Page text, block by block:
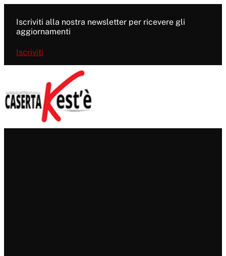
contenuto
Iscriviti alla nostra newsletter per ricevere gli
aggiornamenti
Iscriviti